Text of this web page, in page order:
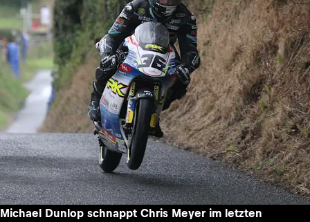
Michael Dunlop schnappt Chris Meyer im letzten